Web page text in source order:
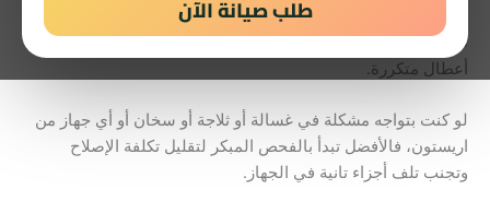
طلب صيانة الآن
دقيق قبل البدء في الإصلاح. الهدف مش مجرد إصلاح سريع، لكن
ضمان إن الجهاز يرجع يشتغل بكفاءة ويستمر لفترة طويلة بدون
أعطال متكررة.
لو كنت بتواجه مشكلة في غسالة أو ثلاجة أو سخان أو أي جهاز من
اريستون، فالأفضل تبدأ بالفحص المبكر لتقليل تكلفة الإصلاح
وتجنب تلف أجزاء تانية في الجهاز.